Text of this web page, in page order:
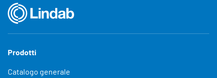
Prodotti
Catalogo generale